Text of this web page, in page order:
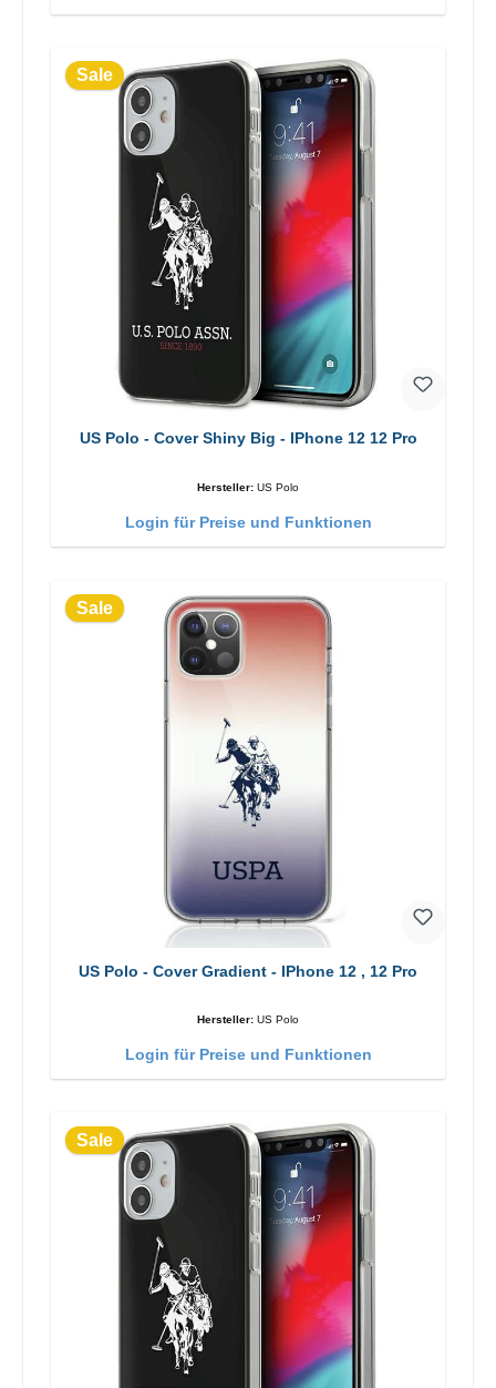
Sale
US Polo - Cover Shiny Big - IPhone 12 12 Pro
Hersteller: US Polo
Login für Preise und Funktionen
Sale
US Polo - Cover Gradient - IPhone 12 , 12 Pro
Hersteller: US Polo
Login für Preise und Funktionen
Sale